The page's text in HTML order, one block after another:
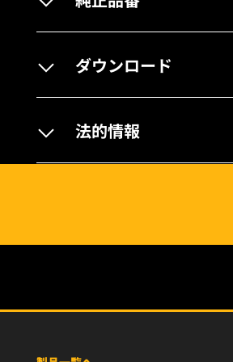
ダウンロード
法的情報